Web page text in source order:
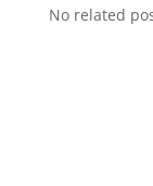
No related